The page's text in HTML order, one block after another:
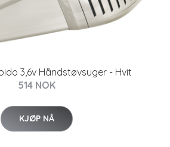
3,6v Håndstøvsuger - Hvit
514 NOK
KJØP NÅ